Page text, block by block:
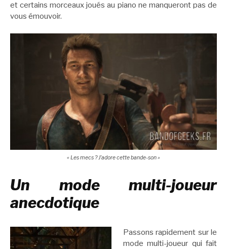
et certains morceaux joués au piano ne manqueront pas de
vous émouvoir.
« Les mecs ? J’adore cette bande-son »
Un mode multi-joueur
anecdotique
Passons rapidement sur le
mode multi-joueur qui fait